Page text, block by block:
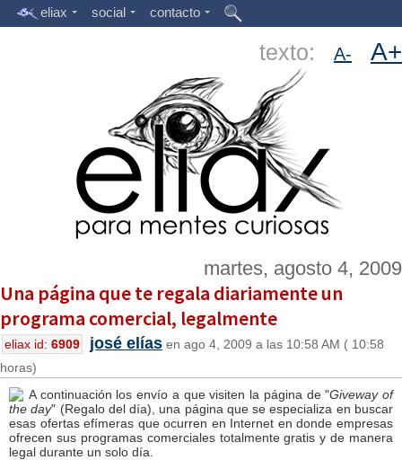
eliax social contacto
texto: A- A+
martes, agosto 4, 2009
Una página que te regala diariamente un
programa comercial, legalmente
eliax id: 6909 josé elías en ago 4, 2009 a las 10:58 AM ( 10:58
horas)
A continuación los envío a que visiten la página de "Giveway of
the day" (Regalo del día), una página que se especializa en buscar
esas ofertas efímeras que ocurren en Internet en donde empresas
ofrecen sus programas comerciales totalmente gratis y de manera
legal durante un solo día.